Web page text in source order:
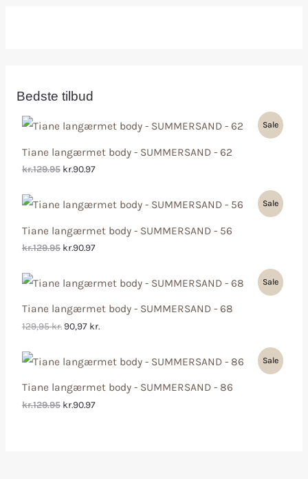
Bedste tilbud
Tiane langærmet body - SUMMERSAND - 62
Sale
kr.129.95 kr.90.97
Tiane langærmet body - SUMMERSAND - 56
Sale
kr.129.95 kr.90.97
Tiane langærmet body - SUMMERSAND - 68
Sale
129,95kr. 90,97 kr.
Tiane langærmet body - SUMMERSAND - 86
Sale
kr.129.95 kr.90.97